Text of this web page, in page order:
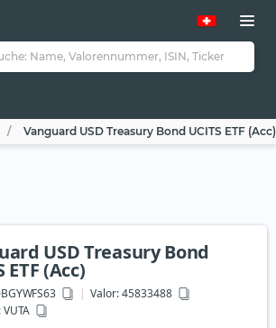
Vanguard USD Treasury Bond UCITS ETF (Acc)
USD Treasury Bond
ETF (Acc)
Valor: 45833488
VUTA